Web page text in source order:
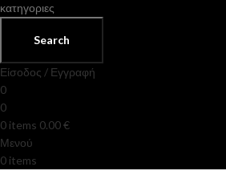
κατηγοριες
Search
Είσοδος / Εγγραφή
0
0
0 items 0.00€
Μενού
0 items